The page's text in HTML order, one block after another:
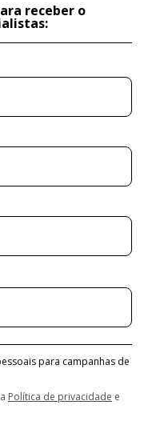
receber o
para campanhas de
Política de privacidade e